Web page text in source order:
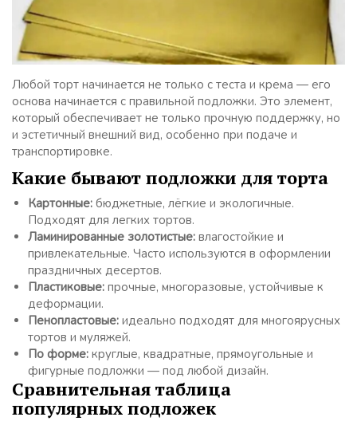
Любой торт начинается не только с теста и крема — его
основа начинается с правильной подложки. Это элемент,
который обеспечивает не только прочную поддержку, но
и эстетичный внешний вид, особенно при подаче и
транспортировке.
Какие бывают подложки для торта
Картонные: бюджетные, лёгкие и экологичные.
Подходят для легких тортов.
Ламинированные золотистые: влагостойкие и
привлекательные. Часто используются в оформлении
праздничных десертов.
Пластиковые: прочные, многоразовые, устойчивые к
деформации.
Пенопластовые: идеально подходят для многоярусных
тортов и муляжей.
По форме: круглые, квадратные, прямоугольные и
фигурные подложки — под любой дизайн.
Сравнительная таблица
популярных подложек